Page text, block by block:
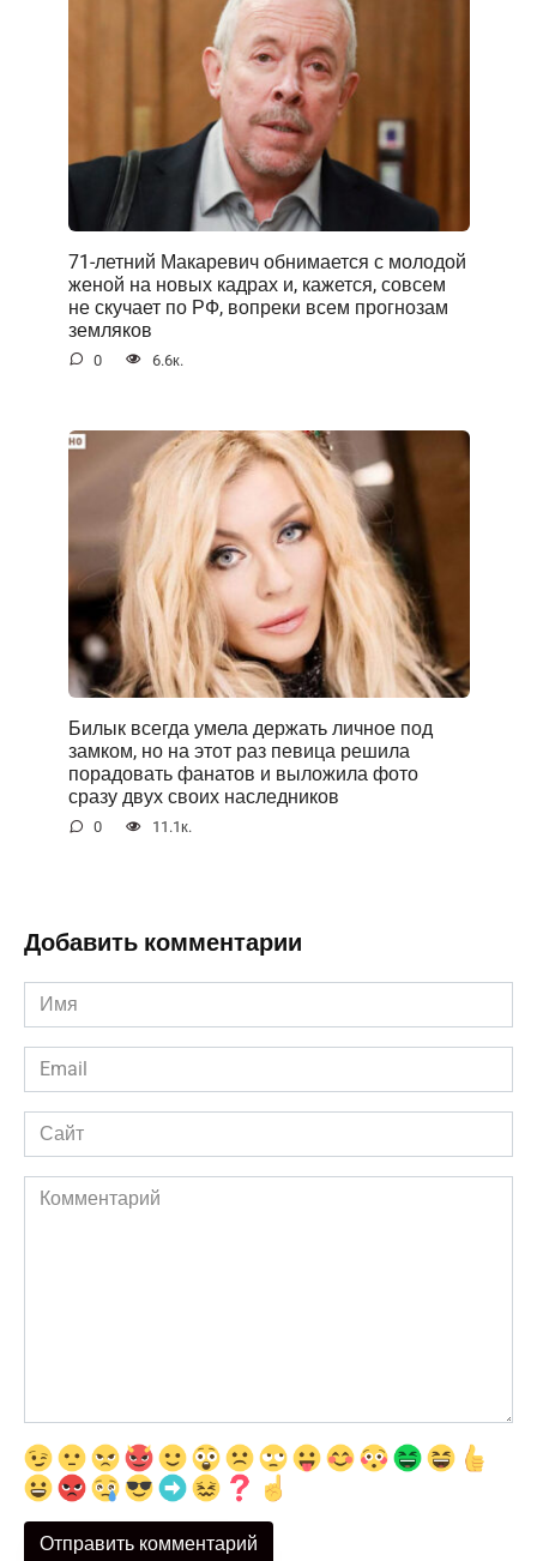
71-летний Макаревич обнимается с молодой
женой на новых кадрах и, кажется, совсем
не скучает по РФ, вопреки всем прогнозам
земляков
0 6.6к.
Билык всегда умела держать личное под
замком, но на этот раз певица решила
порадовать фанатов и выложила фото
сразу двух своих наследников
0 11.1к.
Добавить комментарии
Имя
*
Email
*
Сайт
Комментарий